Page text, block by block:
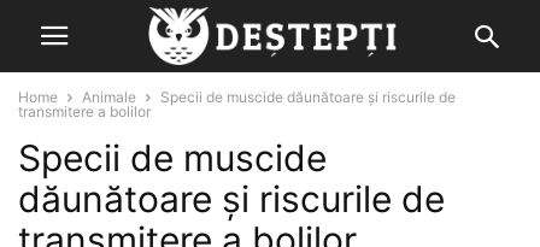
Home Animale
Specii de muscide dăunătoare și riscurile de
transmitere a bolilor
Specii de muscide
dăunătoare și riscurile de